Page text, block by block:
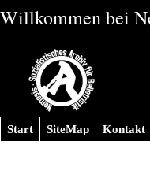
Willkommen bei
Start SiteMap Kontakt